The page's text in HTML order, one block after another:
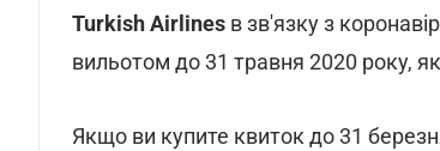
Turkish Airlines в зв'язку з
вильотом до 31 травня 2020 року,
Якщо ви купите квиток до 31